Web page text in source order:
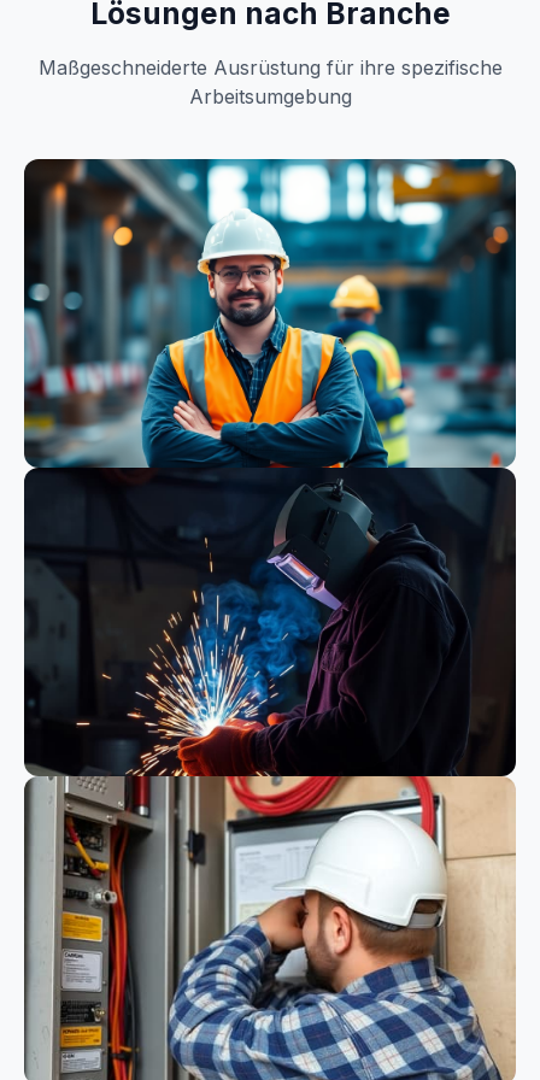
Lösungen nach Branche
Maßgeschneiderte Ausrüstung für ihre spezifische
Arbeitsumgebung
Bauwesen
Schweißen